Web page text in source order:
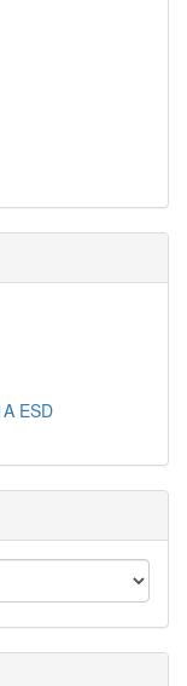
ESD